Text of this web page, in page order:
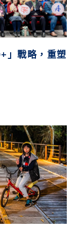
」戰略，重塑